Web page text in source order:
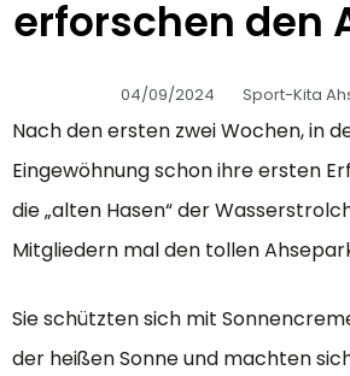
erforschen den
04/09/2024 Sport-Kita
Nach den ersten zwei Wochen, in
Eingewöhnung schon ihre ersten
die „alten Hasen“ der
Mitgliedern mal den tollen
Sie schützten sich mit
der heißen Sonne und machten